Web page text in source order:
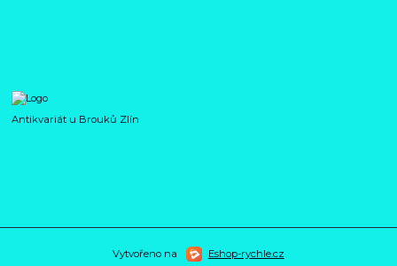
Antikvariát u Brouků Zlín
Vytvořeno na Eshop-rychle.cz